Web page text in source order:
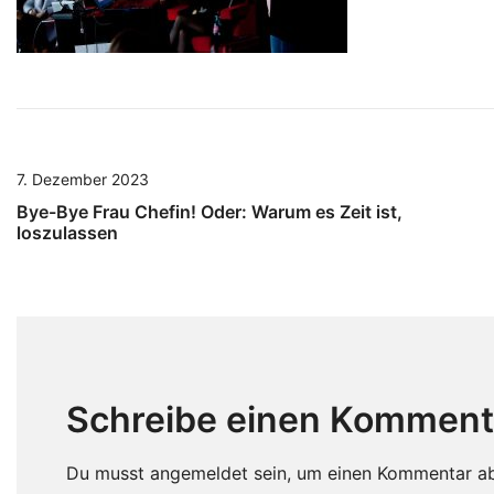
7. Dezember 2023
Bye-Bye Frau Chefin! Oder: Warum es Zeit ist,
loszulassen
Schreibe einen
Du musst angemeldet sein, um einen Kommentar